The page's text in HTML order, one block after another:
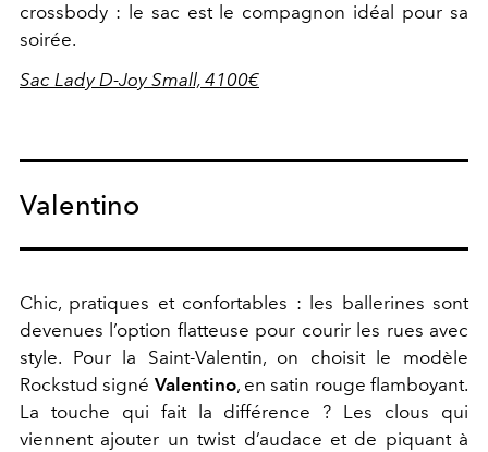
crossbody : le sac est le compagnon idéal pour sa
soirée.
Sac Lady D-Joy Small, 4100€
Valentino
Chic, pratiques et confortables : les ballerines sont
devenues l’option flatteuse pour courir les rues avec
style. Pour la Saint-Valentin, on choisit le modèle
Rockstud signé Valentino, en satin rouge flamboyant.
La touche qui fait la différence ? Les clous qui
viennent ajouter un twist d’audace et de piquant à